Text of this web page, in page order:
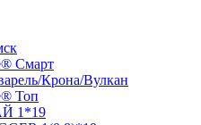
Смарт
Крона/Вулкан
Топ
1*19